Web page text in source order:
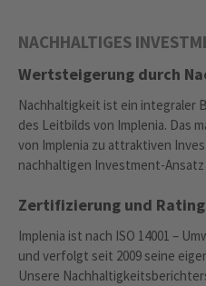
NACHHALTIGES
Wertsteigerung durch
Nachhaltigkeit ist ein integraler
des Leitbilds von Implenia. Das
von Implenia zu attraktiven
nachhaltigen Investment-
Zertifizierung und
Implenia ist nach ISO 14001 –
und verfolgt seit 2009 seine
Unsere